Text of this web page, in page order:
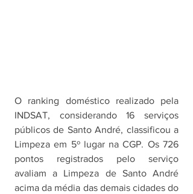
O ranking doméstico realizado pela
INDSAT, considerando 16 serviços
públicos de Santo André, classificou a
Limpeza em 5º lugar na CGP. Os 726
pontos registrados pelo serviço
avaliam a Limpeza de Santo André
acima da média das demais cidades do